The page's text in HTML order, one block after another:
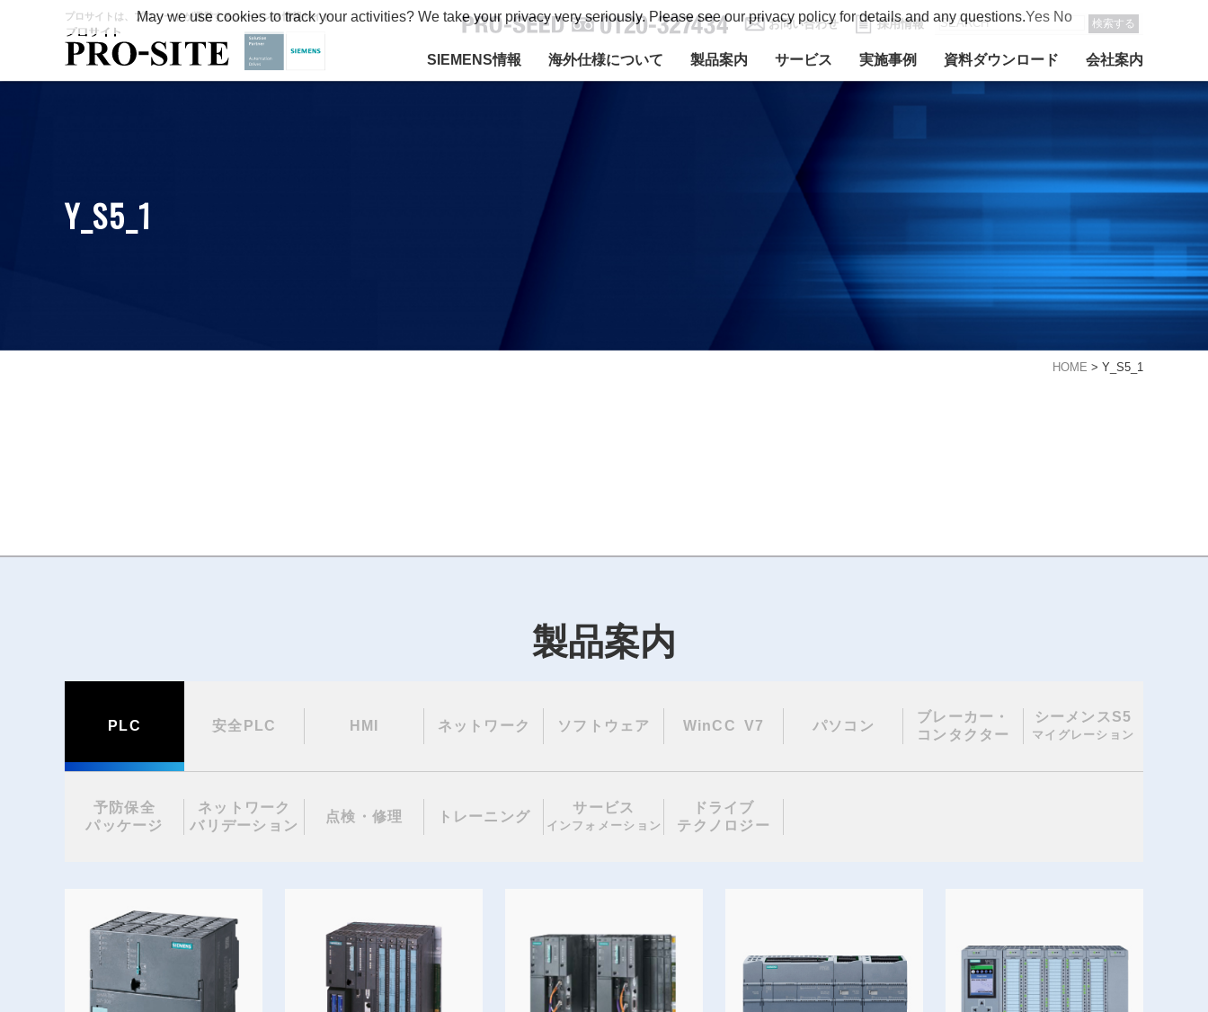
プロサイトは、プロシードが運営するシーメンス情報サイト
SIEMENS情報 海外仕様について 製品案内 サービス 実施事例 資料ダウンロード 会社案内
お問い合わせ 採用情報 検索する
Y_S5_1
HOME > Y_S5_1
製品案内
PLC 安全PLC HMI ネットワーク ソフトウェア WinCC V7 パソコン
ブレーカー・
コンタクター
シーメンスS5
マイグレーション
予防保全
パッケージ
ネットワーク
バリデーション
点検・修理 トレーニング
サービス
インフォメーション
ドライブ
テクノロジー
May we use cookies to track your activities? We take your privacy very seriously. Please see our privacy policy for details and any questions.Yes No